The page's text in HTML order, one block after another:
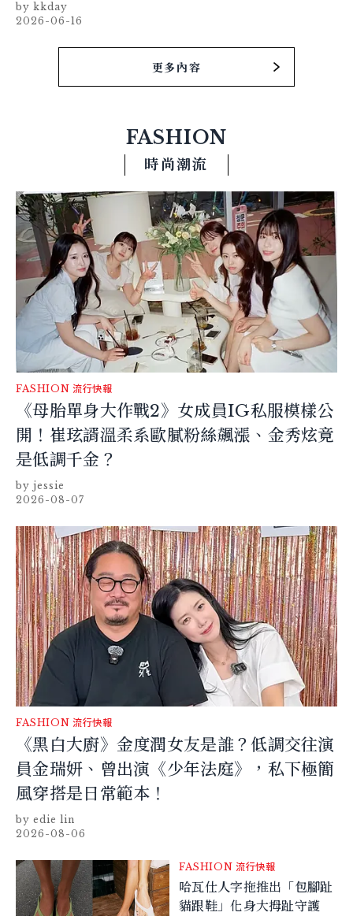
kkday
2026-06-16
更多內容
FASHION
時尚潮流
FASHION 流行快報
《母胎單身大作戰2》女成員IG私服模樣公
開！崔玹諝溫柔系歐膩粉絲飆漲、金秀炫竟
是低調千金？
jessie
2026-08-07
FASHION 流行快報
《黑白大廚》金度潤女友是誰？低調交往演
員金瑞妍、曾出演《少年法庭》，私下極簡
風穿搭是日常範本！
edie lin
2026-08-06
FASHION 流行快報
哈瓦仕人字拖推出「包腳趾
貓跟鞋」化身大拇趾守護